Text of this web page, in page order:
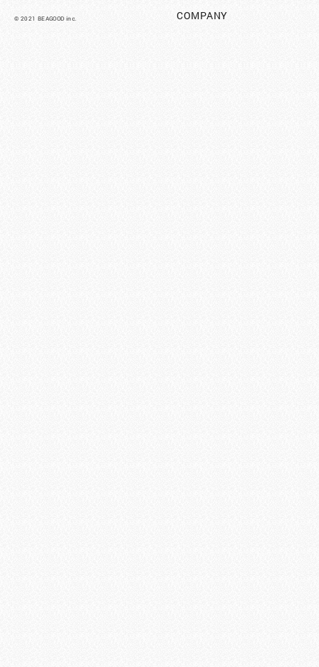
COMPANY
©︎ 2021 BEAGOOD inc.